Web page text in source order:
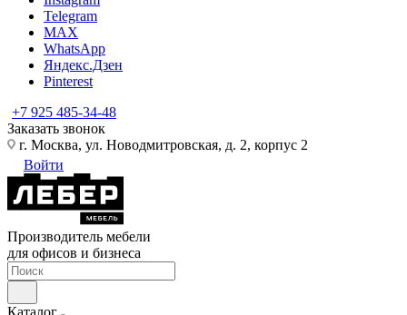
Telegram
MAX
WhatsApp
Яндекс.Дзен
Pinterest
+7 925 485-34-48
Заказать звонок
г. Москва, ул. Новодмитровская, д. 2, корпус 2
Войти
Производитель мебели
для офисов и бизнеса
Каталог